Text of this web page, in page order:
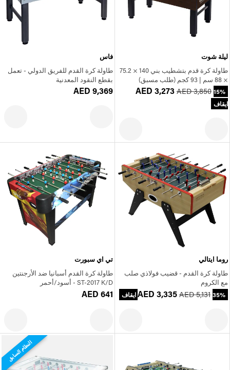
ليلة شوت
طاولة كرة قدم بتشطيب بني 140 × 75.2
× 88 سم | 93 كجم (طلب مسبق)
AED 3,273 AED 3,850 15%
ايقاف
فاس
طاولة كرة القدم للفريق الدولي - تعمل
بقطع النقود المعدنية
AED 9,369
روما ايتالي
طاولة كرة القدم - قضيب فولاذي صلب
مع الكروم
AED 3,335 AED 5,131 35% ايقاف
تي اي سبورت
طاولة كرة القدم أسبانيا ضد الأرجنتين
ST-2017 K/D - أسود/أحمر
AED 641
النظام السابق